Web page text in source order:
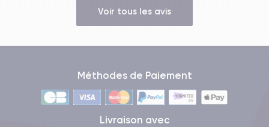
Voir tous les avis
Méthodes de Paiement
Livraison avec